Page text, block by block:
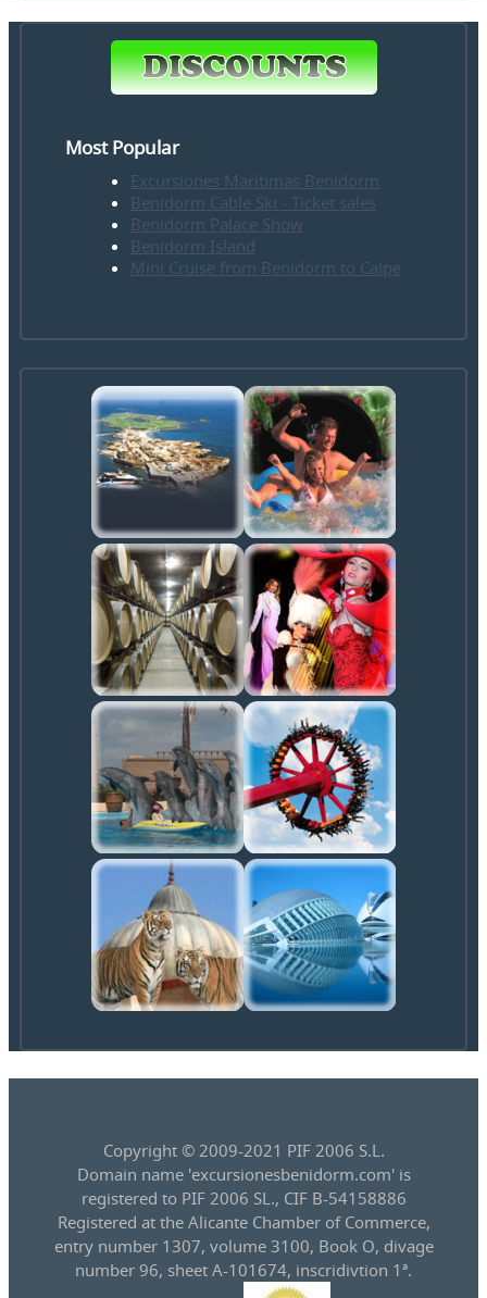
Most Popular
Excursiones Marítimas Benidorm
Benidorm Cable Ski - Ticket sales
Benidorm Palace Show
Benidorm Island
Mini Cruise from Benidorm to Calpe
Copyright © 2009-2021 PIF 2006 S.L.
Domain name 'excursionesbenidorm.com' is
registered to PIF 2006 SL., CIF B-54158886
Registered at the Alicante Chamber of Commerce,
entry number 1307, volume 3100, Book O, divage
number 96, sheet A-101674, inscridivtion 1ª.